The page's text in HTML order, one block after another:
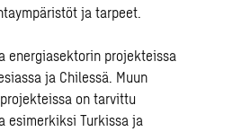
ja tarpeet.
energiasektorin projekteissa
ja Chilessä. Muun
on tarvittu
esimerkiksi Turkissa ja